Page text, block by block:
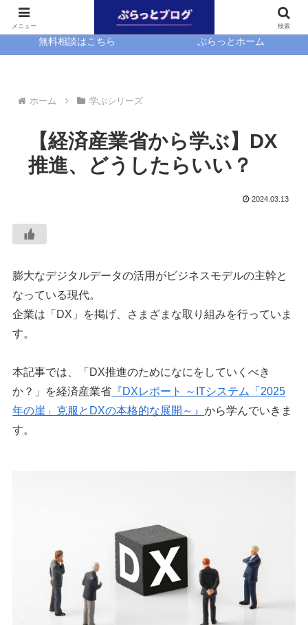
無料相談はこちら ぷらっとホーム
ホーム 学ぶシリーズ
【経済産業省から学ぶ】DX
推進、どうしたらいい？
2024.03.13
膨大なデジタルデータの活用がビジネスモデルの主幹と
なっている現代。
企業は「DX」を掲げ、さまざまな取り組みを行っていま
す。
本記事では、「DX推進のためになにをしていくべき
か？」を経済産業省 『DXレポート ～ITシステム「2025
年の崖」克服とDXの本格的な展開～』から学んでいきま
す。
メニュー 検索